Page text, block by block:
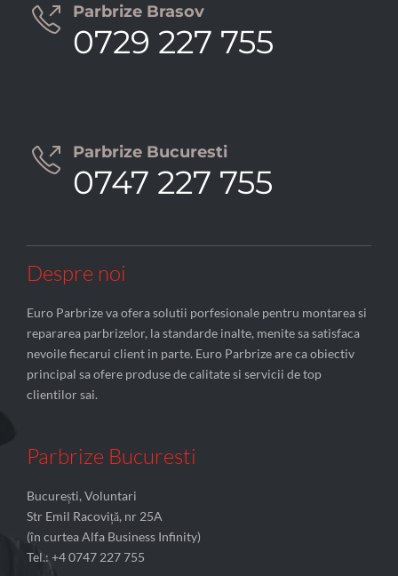
 Parbrize Brasov
0729 227 755
 Parbrize Bucuresti
0747 227 755
Despre noi
Euro Parbrize va ofera solutii porfesionale pentru montarea si
repararea parbrizelor, la standarde inalte, menite sa satisfaca
nevoile fiecarui client in parte. Euro Parbrize are ca obiectiv
principal sa ofere produse de calitate si servicii de top
clientilor sai.
Parbrize Bucuresti
București, Voluntari
Str Emil Racoviță, nr 25A
(în curtea Alfa Business Infinity)
Tel.: +4 0747 227 755